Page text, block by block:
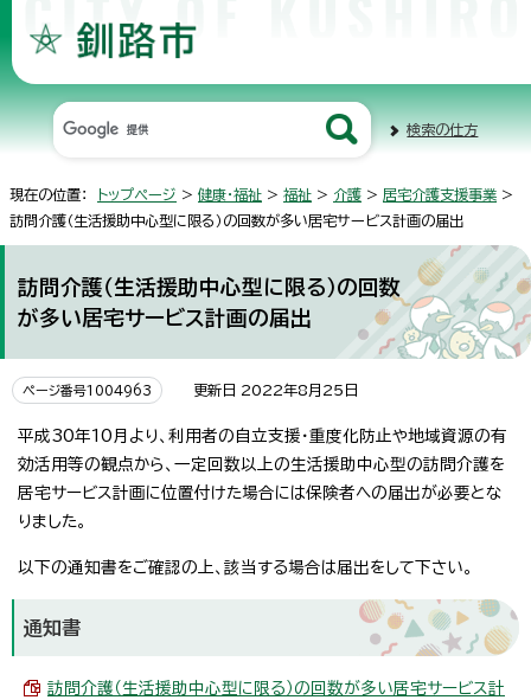
検索の仕方
現在の位置： トップページ > 健康・福祉 > 福祉 > 介護 > 居宅介護支援事業 >
訪問介護（生活援助中心型に限る）の回数が多い居宅サービス計画の届出
訪問介護（生活援助中心型に限る）の回数
が多い居宅サービス計画の届出
ページ番号1004963 更新日 2022年8月25日
平成30年10月より、利用者の自立支援・重度化防止や地域資源の有
効活用等の観点から、一定回数以上の生活援助中心型の訪問介護を
居宅サービス計画に位置付けた場合には保険者への届出が必要とな
りました。
以下の通知書をご確認の上、該当する場合は届出をして下さい。
通知書
訪問介護（生活援助中心型に限る）の回数が多い居宅サービス計